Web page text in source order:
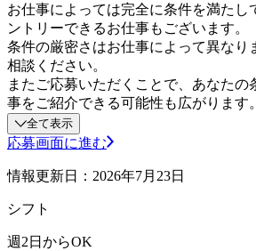
お仕事によっては完全に条件を満たし
ントリーできるお仕事もございます。
条件の厳密さはお仕事によって異なり
相談ください。
またご応募いただくことで、あなたの
事をご紹介できる可能性も広がりま
全て表示
応募画面に進む
情報更新日：2026年7月23日
シフト
週2日からOK